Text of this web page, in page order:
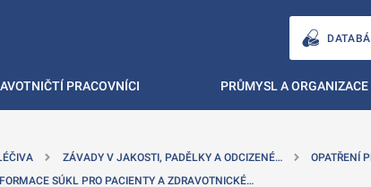
PRACOVNÍCI PRŮMYSL A ORGANIZACE
ZÁVADY V JAKOSTI, PADĚLKY A ODCIZENÉ…
OPATŘENÍ
SÚKL PRO PACIENTY A ZDRAVOTNICKÉ…